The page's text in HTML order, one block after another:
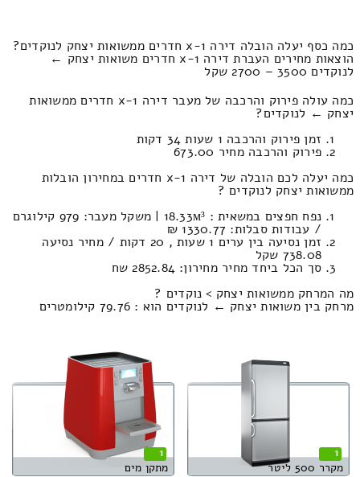
כמה כסף יעלה הובלה דירה 1-x חדרים ממשואות יצחק לנוקדים?
הוצאות מחירים העברת דירה 1-x חדרים משואות יצחק ←
לנוקדים 3500 – 2700 שקל
כמה עולה פירוק והרכבה של מעבר דירה 1-x חדרים ממשואות
יצחק ← לנוקדים?
זמן פירוק והרכבה 1 שעות 34 דקות
פירוק והרכבה מחיר 673.00
כמה יעלה לכם הובלה של דירה 1-x חדרים במחירון הובלות
ממשואות יצחק לנוקדים ?
נפח חפצים במשאית : 18.33м³ | משקל מעבר: 979 קילוגרם
/ עבודות סבלות: 1330.77 ₪
זמן נסיעה בין ערים 1 שעות , 20 דקות / מחיר נסיעה
738.08 שקל
סך הכל ביחד מחיר מחירון: 2852.84 שח
מה המרחק ממשואות יצחק > נוקדים ?
מרחק בין משואות יצחק ← לנוקדים הוא : 79.76 קילומטרים
1
מקרר 500 ליטר
1
מתקן מים